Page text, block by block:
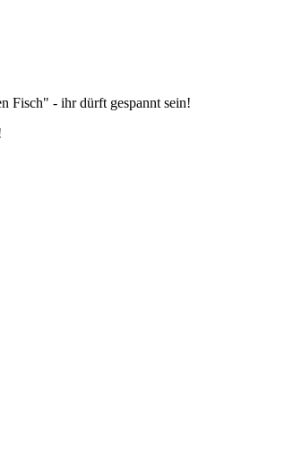
Fisch" - ihr dürft gespannt sein!